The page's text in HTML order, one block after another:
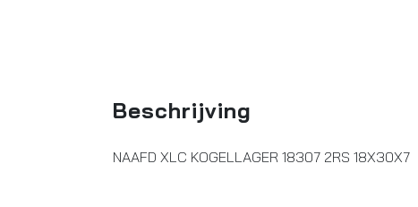
Beschrijving
NAAFD XLC KOGELLAGER 18307 2RS 18X30X7